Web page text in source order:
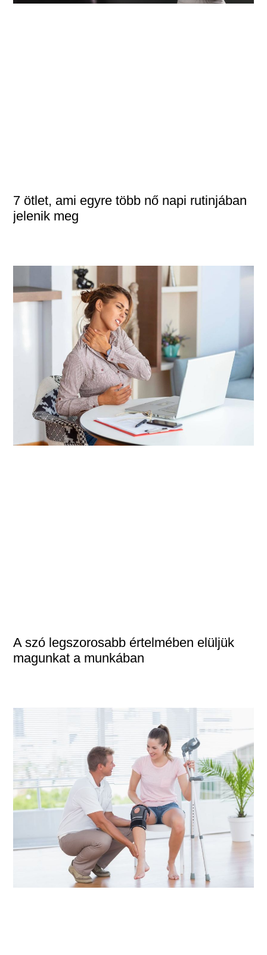
7 ötlet, ami egyre több nő napi rutinjában
jelenik meg
A szó legszorosabb értelmében elüljük
magunkat a munkában